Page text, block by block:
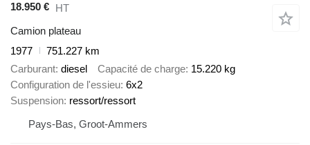
18.950 € HT
Camion plateau
1977
751.227 km
Carburant diesel Capacité de charge 15.220 kg
Configuration de l'essieu 6x2
Suspension ressort/ressort
Pays-Bas, Groot-Ammers